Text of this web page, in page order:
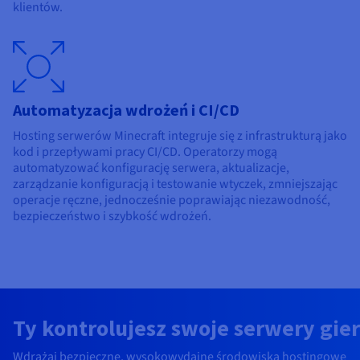
klientów.
Automatyzacja wdrożeń i CI/CD
Hosting serwerów Minecraft integruje się z infrastrukturą jako
kod i przepływami pracy CI/CD. Operatorzy mogą
automatyzować konfigurację serwera, aktualizacje,
zarządzanie konfiguracją i testowanie wtyczek, zmniejszając
operacje ręczne, jednocześnie poprawiając niezawodność,
bezpieczeństwo i szybkość wdrożeń.
Ty kontrolujesz swoje serwery gier